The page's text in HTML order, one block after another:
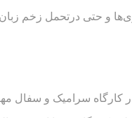
حتی درتحمل زخم
سفال مهر باستان ملاقات